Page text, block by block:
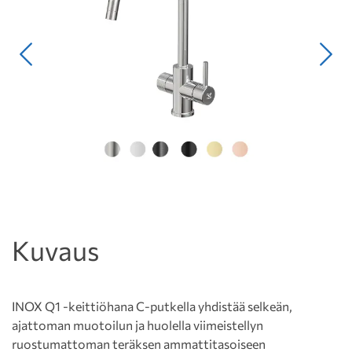
Edellinen
Kuvaus
INOX Q1 -keittiöhana C-putkella yhdistää selkeän,
ajattoman muotoilun ja huolella viimeistellyn
ruostumattoman teräksen ammattitasoiseen